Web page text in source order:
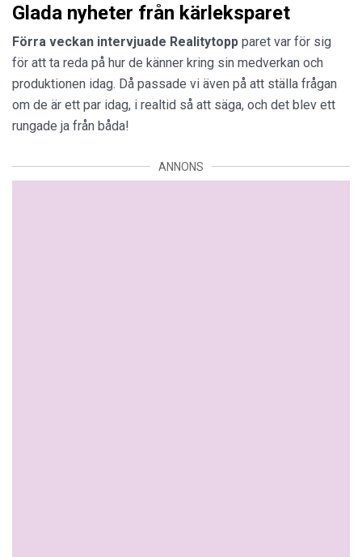
Glada nyheter från kärleksparet
Förra veckan intervjuade Realitytopp paret var för sig
för att ta reda på hur de känner kring sin medverkan och
produktionen idag. Då passade vi även på att ställa frågan
om de är ett par idag, i realtid så att säga, och det blev ett
rungade ja från båda!
ANNONS